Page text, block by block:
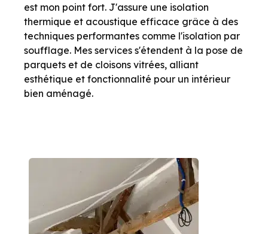
est mon point fort. J'assure une isolation
thermique et acoustique efficace grâce à des
techniques performantes comme l'isolation par
soufflage. Mes services s'étendent à la pose de
parquets et de cloisons vitrées, alliant
esthétique et fonctionnalité pour un intérieur
bien aménagé.